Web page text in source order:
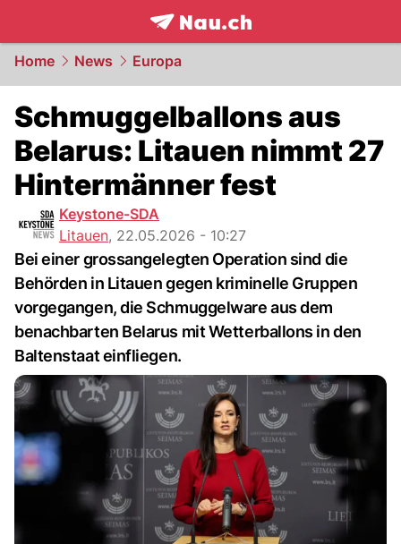
frontpage.NAU.ch
Home News Europa
Schmuggelballons aus
Belarus: Litauen nimmt 27
Hintermänner fest
Keystone-SDA
Litauen, 22.05.2026 - 10:27
Bei einer grossangelegten Operation sind die
Behörden in Litauen gegen kriminelle Gruppen
vorgegangen, die Schmuggelware aus dem
benachbarten Belarus mit Wetterballons in den
Baltenstaat einfliegen.